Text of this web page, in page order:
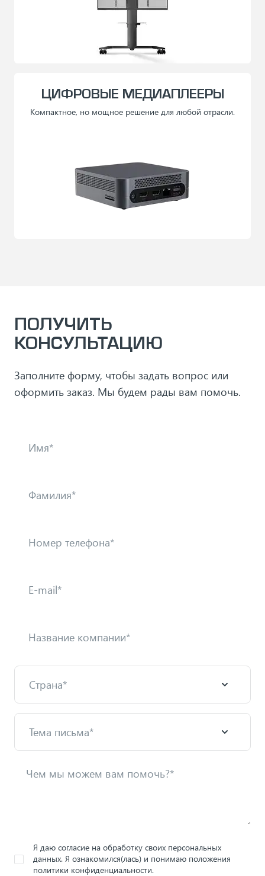
ЦИФРОВЫЕ МЕДИАПЛЕЕРЫ
Компактное, но мощное решение для любой отрасли.
ПОЛУЧИТЬ
КОНСУЛЬТАЦИЮ
Заполните форму, чтобы задать вопрос или
оформить заказ. Мы будем рады вам помочь.
Я даю согласие на обработку своих персональных
данных. Я ознакомился(лась) и понимаю положения
политики конфиденциальности.